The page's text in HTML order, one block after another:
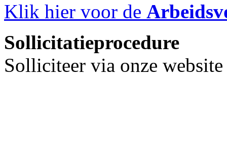
Klik hier voor de
Sollicitatieprocedure
Solliciteer via onze